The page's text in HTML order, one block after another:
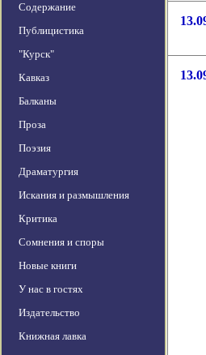
Содержание
Публицистика
"Курск"
Кавказ
Балканы
Проза
Поэзия
Драматургия
Искания и размышления
Критика
Сомнения и споры
Новые книги
У нас в гостях
Издательство
Книжная лавка